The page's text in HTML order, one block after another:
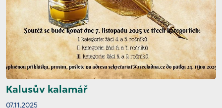
Kalusův kalamář
07.11.2025